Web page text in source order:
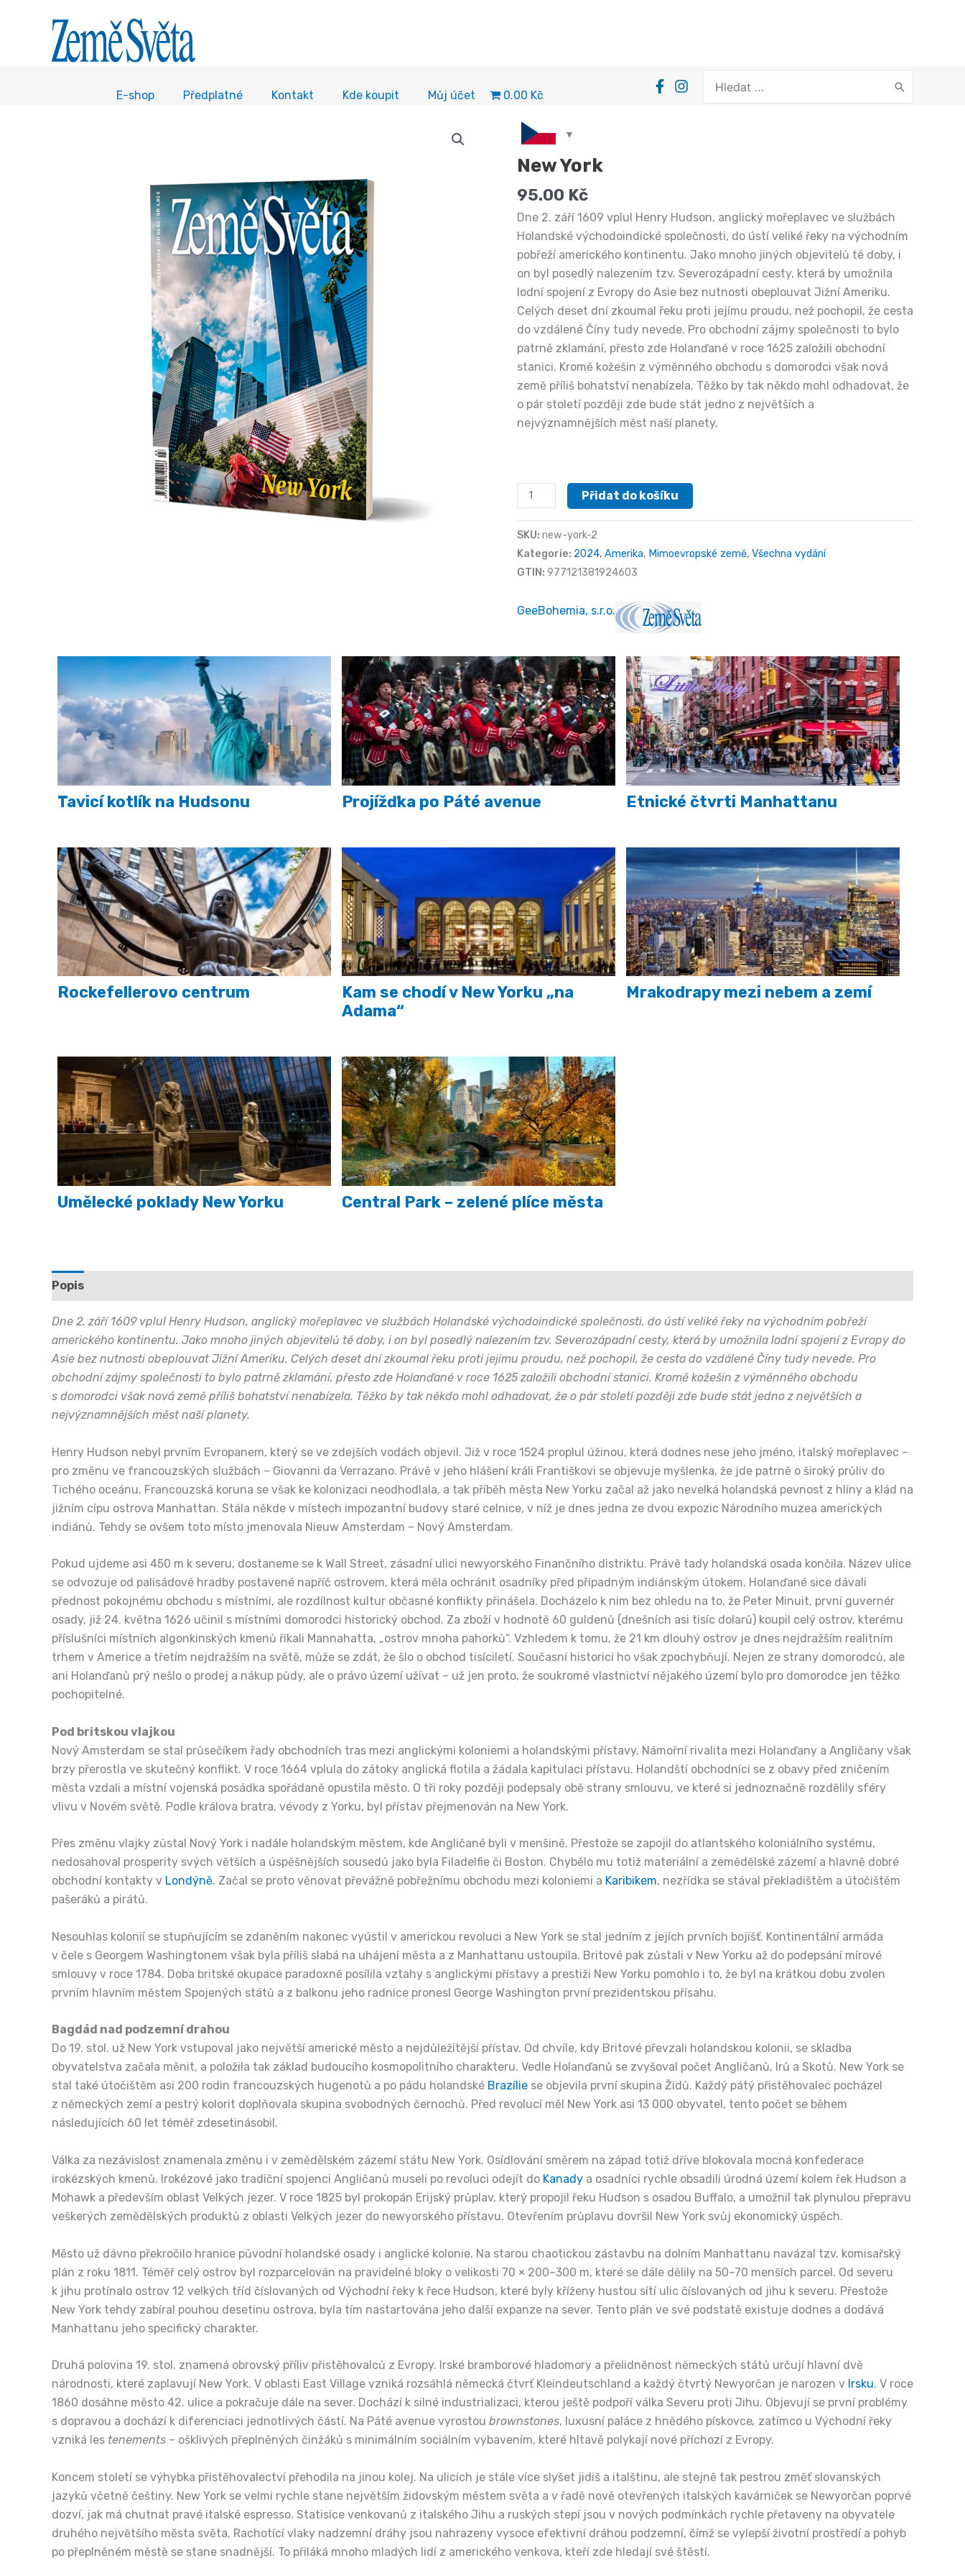
E-shop Předplatné Kontakt Kde koupit Můj účet 0.00 Kč
for:
New York
95.00 Kč
Dne 2. září 1609 vplul Henry Hudson, anglický mořeplavec ve službách
Holandské východoindické společnosti, do ústí veliké řeky na východním
pobřeží amerického kontinentu. Jako mnoho jiných objevitelů té doby, i
on byl posedlý nalezením tzv. Severozápadní cesty, která by umožnila
lodní spojení z Evropy do Asie bez nutnosti obeplouvat Jižní Ameriku.
Celých deset dní zkoumal řeku proti jejímu proudu, než pochopil, že cesta
do vzdálené Číny tudy nevede. Pro obchodní zájmy společnosti to bylo
patrně zklamání, přesto zde Holanďané v roce 1625 založili obchodní
stanici. Kromě kožešin z výměnného obchodu s domorodci však nová
země příliš bohatství nenabízela. Těžko by tak někdo mohl odhadovat, že
o pár století později zde bude stát jedno z největších a
nejvýznamnějších měst naší planety.
New
York
množství
Přidat do košíku
SKU: new-york-2
Kategorie: 2024, Amerika, Mimoevropské země, Všechna vydání
GTIN: 977121381924603
GeeBohemia, s.r.o.
Tavicí kotlík na Hudsonu Projížďka po Páté avenue Etnické čtvrti Manhattanu
Rockefellerovo centrum
Kam se chodí v New Yorku „na
Adama“
Mrakodrapy mezi nebem a zemí
Umělecké poklady New Yorku Central Park – zelené plíce města
Popis
Dne 2. září 1609 vplul Henry Hudson, anglický mořeplavec ve službách Holandské východoindické společnosti, do ústí veliké řeky na východním pobřeží
amerického kontinentu. Jako mnoho jiných objevitelů té doby, i on byl posedlý nalezením tzv. Severozápadní cesty, která by umožnila lodní spojení z Evropy do
Asie bez nutnosti obeplouvat Jižní Ameriku. Celých deset dní zkoumal řeku proti jejímu proudu, než pochopil, že cesta do vzdálené Číny tudy nevede. Pro
obchodní zájmy společnosti to bylo patrně zklamání, přesto zde Holanďané v roce 1625 založili obchodní stanici. Kromě kožešin z výměnného obchodu
s domorodci však nová země příliš bohatství nenabízela. Těžko by tak někdo mohl odhadovat, že o pár století později zde bude stát jedno z největších a
nejvýznamnějších měst naší planety.
Henry Hudson nebyl prvním Evropanem, který se ve zdejších vodách objevil. Již v roce 1524 proplul úžinou, která dodnes nese jeho jméno, italský mořeplavec –
pro změnu ve francouzských službách – Giovanni da Verrazano. Právě v jeho hlášení králi Františkovi se objevuje myšlenka, že jde patrně o široký průliv do
Tichého oceánu. Francouzská koruna se však ke kolonizaci neodhodlala, a tak příběh města New Yorku začal až jako nevelká holandská pevnost z hlíny a klád na
jižním cípu ostrova Manhattan. Stála někde v místech impozantní budovy staré celnice, v níž je dnes jedna ze dvou expozic Národního muzea amerických
indiánů. Tehdy se ovšem toto místo jmenovala Nieuw Amsterdam – Nový Amsterdam.
Pokud ujdeme asi 450 m k severu, dostaneme se k Wall Street, zásadní ulici newyorského Finančního distriktu. Právě tady holandská osada končila. Název ulice
se odvozuje od palisádové hradby postavené napříč ostrovem, která měla ochránit osadníky před případným indiánským útokem. Holanďané sice dávali
přednost pokojnému obchodu s místními, ale rozdílnost kultur občasné konflikty přinášela. Docházelo k nim bez ohledu na to, že Peter Minuit, první guvernér
osady, již 24. května 1626 učinil s místními domorodci historický obchod. Za zboží v hodnotě 60 guldenů (dnešních asi tisíc dolarů) koupil celý ostrov, kterému
příslušníci místních algonkinských kmenů říkali Mannahatta, „ostrov mnoha pahorků“. Vzhledem k tomu, že 21 km dlouhý ostrov je dnes nejdražším realitním
trhem v Americe a třetím nejdražším na světě, může se zdát, že šlo o obchod tisíciletí. Současní historici ho však zpochybňují. Nejen ze strany domorodců, ale
ani Holanďanů prý nešlo o prodej a nákup půdy, ale o právo území užívat – už jen proto, že soukromé vlastnictví nějakého území bylo pro domorodce jen těžko
pochopitelné.
Pod britskou vlajkou
Nový Amsterdam se stal průsečíkem řady obchodních tras mezi anglickými koloniemi a holandskými přístavy. Námořní rivalita mezi Holanďany a Angličany však
brzy přerostla ve skutečný konflikt. V roce 1664 vplula do zátoky anglická flotila a žádala kapitulaci přístavu. Holandští obchodníci se z obavy před zničením
města vzdali a místní vojenská posádka spořádaně opustila město. O tři roky později podepsaly obě strany smlouvu, ve které si jednoznačně rozdělily sféry
vlivu v Novém světě. Podle králova bratra, vévody z Yorku, byl přístav přejmenován na New York.
Přes změnu vlajky zůstal Nový York i nadále holandským městem, kde Angličané byli v menšině. Přestože se zapojil do atlantského koloniálního systému,
nedosahoval prosperity svých větších a úspěšnějších sousedů jako byla Filadelfie či Boston. Chybělo mu totiž materiální a zemědělské zázemí a hlavně dobré
obchodní kontakty v Londýně. Začal se proto věnovat převážně pobřežnímu obchodu mezi koloniemi a Karibikem, nezřídka se stával překladištěm a útočištěm
pašeráků a pirátů.
Nesouhlas kolonií se stupňujícím se zdaněním nakonec vyústil v americkou revoluci a New York se stal jedním z jejích prvních bojišť. Kontinentální armáda
v čele s Georgem Washingtonem však byla příliš slabá na uhájení města a z Manhattanu ustoupila. Britové pak zůstali v New Yorku až do podepsání mírové
smlouvy v roce 1784. Doba britské okupace paradoxně posílila vztahy s anglickými přístavy a prestiži New Yorku pomohlo i to, že byl na krátkou dobu zvolen
prvním hlavním městem Spojených států a z balkonu jeho radnice pronesl George Washington první prezidentskou přísahu.
Bagdád nad podzemní drahou
Do 19. stol. už New York vstupoval jako největší americké město a nejdůležitější přístav. Od chvíle, kdy Britové převzali holandskou kolonii, se skladba
obyvatelstva začala měnit, a položila tak základ budoucího kosmopolitního charakteru. Vedle Holanďanů se zvyšoval počet Angličanů, Irů a Skotů. New York se
stal také útočištěm asi 200 rodin francouzských hugenotů a po pádu holandské Brazílie se objevila první skupina Židů. Každý pátý přistěhovalec pocházel
z německých zemí a pestrý kolorit doplňovala skupina svobodných černochů. Před revolucí měl New York asi 13 000 obyvatel, tento počet se během
následujících 60 let téměř zdesetinásobil.
Válka za nezávislost znamenala změnu i v zemědělském zázemí státu New York. Osídlování směrem na západ totiž dříve blokovala mocná konfederace
irokézských kmenů. Irokézové jako tradiční spojenci Angličanů museli po revoluci odejít do Kanady a osadníci rychle obsadili úrodná území kolem řek Hudson a
Mohawk a především oblast Velkých jezer. V roce 1825 byl prokopán Erijský průplav, který propojil řeku Hudson s osadou Buffalo, a umožnil tak plynulou přepravu
veškerých zemědělských produktů z oblasti Velkých jezer do newyorského přístavu. Otevřením průplavu dovršil New York svůj ekonomický úspěch.
Město už dávno překročilo hranice původní holandské osady i anglické kolonie. Na starou chaotickou zástavbu na dolním Manhattanu navázal tzv. komisařský
plán z roku 1811. Téměř celý ostrov byl rozparcelován na pravidelné bloky o velikosti 70 × 200–300 m, které se dále dělily na 50–70 menších parcel. Od severu
k jihu protínalo ostrov 12 velkých tříd číslovaných od Východní řeky k řece Hudson, které byly kříženy hustou sítí ulic číslovaných od jihu k severu. Přestože
New York tehdy zabíral pouhou desetinu ostrova, byla tím nastartována jeho další expanze na sever. Tento plán ve své podstatě existuje dodnes a dodává
Manhattanu jeho specifický charakter.
Druhá polovina 19. stol. znamená obrovský příliv přistěhovalců z Evropy. Irské bramborové hladomory a přelidněnost německých států určují hlavní dvě
národnosti, které zaplavují New York. V oblasti East Village vzniká rozsáhlá německá čtvrť Kleindeutschland a každý čtvrtý Newyorčan je narozen v Irsku. V roce
1860 dosáhne město 42. ulice a pokračuje dále na sever. Dochází k silné industrializaci, kterou ještě podpoří válka Severu proti Jihu. Objevují se první problémy
s dopravou a dochází k diferenciaci jednotlivých částí. Na Páté avenue vyrostou brownstones, luxusní paláce z hnědého pískovce, zatímco u Východní řeky
vzniká les tenements – ošklivých přeplněných činžáků s minimálním sociálním vybavením, které hltavě polykají nové příchozí z Evropy.
Koncem století se výhybka přistěhovalectví přehodila na jinou kolej. Na ulicích je stále více slyšet jidiš a italštinu, ale stejně tak pestrou změť slovanských
jazyků včetně češtiny. New York se velmi rychle stane největším židovským městem světa a v řadě nově otevřených italských kavárniček se Newyorčan poprvé
dozví, jak má chutnat pravé italské espresso. Statisíce venkovanů z italského Jihu a ruských stepí jsou v nových podmínkách rychle přetaveny na obyvatele
druhého největšího města světa. Rachotící vlaky nadzemní dráhy jsou nahrazeny vysoce efektivní dráhou podzemní, čímž se vylepší životní prostředí a pohyb
po přeplněném městě se stane snadnější. To přiláká mnoho mladých lidí z amerického venkova, kteří zde hledají své štěstí.